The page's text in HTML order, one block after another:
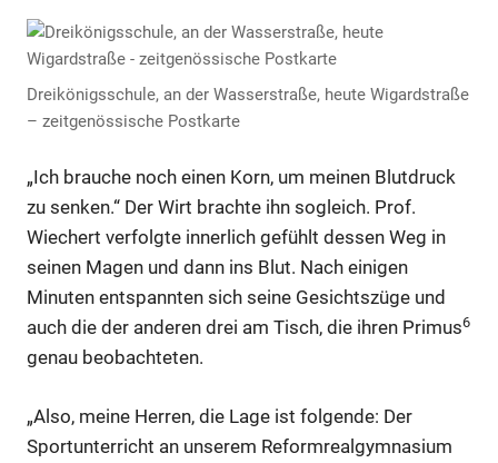
Anzeige
Anzeige
Dreikönigsschule, an der Wasserstraße, heute Wigardstraße
– zeitgenössische Postkarte
„Ich brauche noch einen Korn, um meinen Blutdruck
zu senken.“ Der Wirt brachte ihn sogleich. Prof.
Wiechert verfolgte innerlich gefühlt dessen Weg in
seinen Magen und dann ins Blut. Nach einigen
Minuten entspannten sich seine Gesichtszüge und
auch die der anderen drei am Tisch, die ihren Primus6
genau beobachteten.
„Also, meine Herren, die Lage ist folgende: Der
Sportunterricht an unserem Reformrealgymnasium